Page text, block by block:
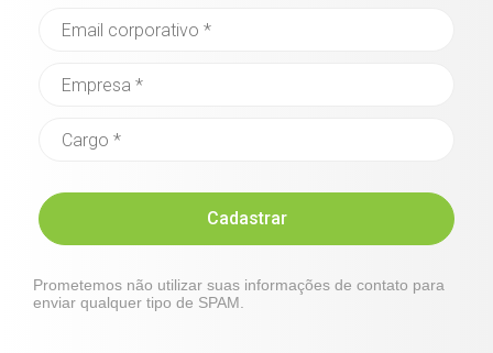
Cadastrar
Prometemos não utilizar suas informações de contato para
enviar qualquer tipo de SPAM.